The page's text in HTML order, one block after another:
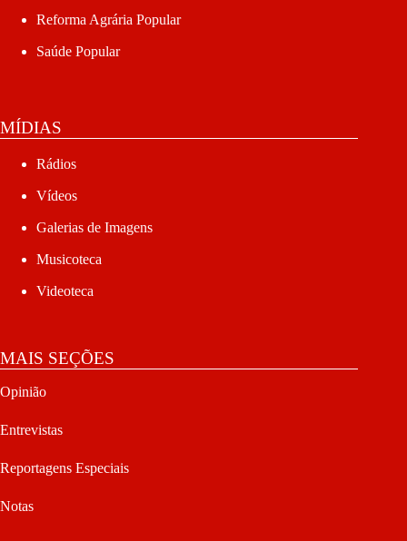
Reforma Agrária Popular
Saúde Popular
MÍDIAS
Rádios
Vídeos
Galerias de Imagens
Musicoteca
Videoteca
MAIS SEÇÕES
Opinião
Entrevistas
Reportagens Especiais
Notas